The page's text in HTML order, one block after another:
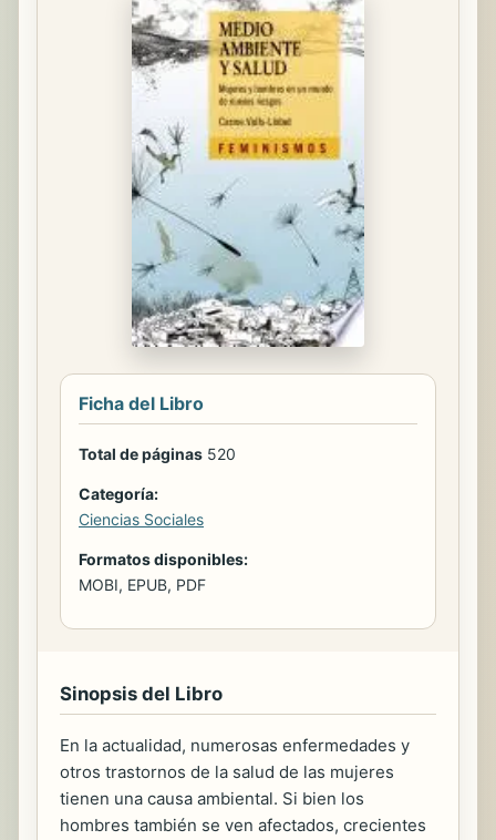
Ficha del Libro
Total de páginas 520
Categoría:
Ciencias Sociales
Formatos disponibles:
MOBI, EPUB, PDF
Sinopsis del Libro
En la actualidad, numerosas enfermedades y
otros trastornos de la salud de las mujeres
tienen una causa ambiental. Si bien los
hombres también se ven afectados, crecientes